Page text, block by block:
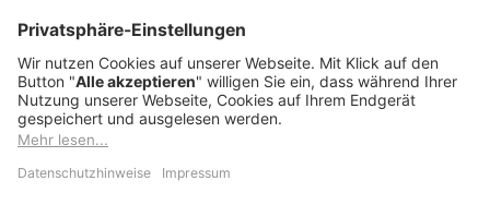
© DEVK 2026
Streitbeilegung
Nutzungshinweise
EU-Transparenzverordnung
Cookie-Einstellungen
Barrierefreiheit